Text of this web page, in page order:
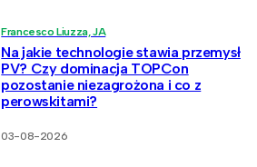
Francesco Liuzza, JA
Na jakie technologie stawia przemysł
PV? Czy dominacja TOPCon
pozostanie niezagrożona i co z
perowskitami?
03-08-2026